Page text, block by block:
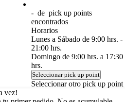
- de pick up points
encontrados
Horarios
Lunes a Sábado de 9:00 hrs. -
21:00 hrs.
Domingo de 9:00 hrs. a 17:30
hrs.
Seleccionar pick up point
Seleccionar otro pick up point
vez!